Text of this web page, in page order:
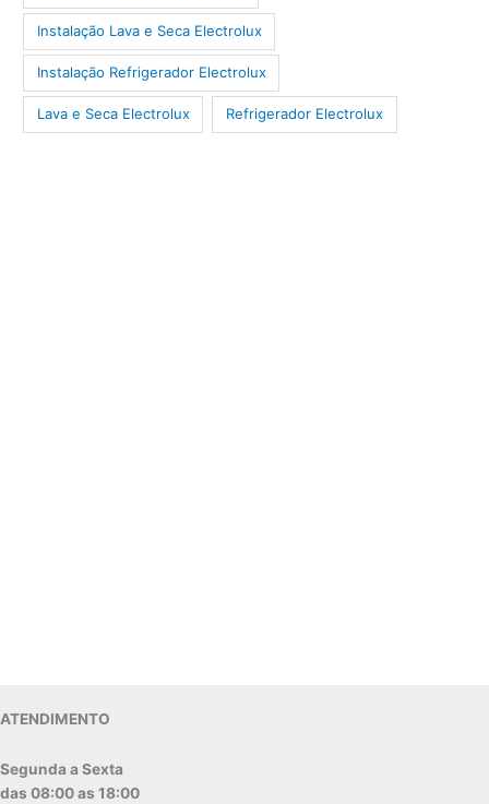
Instalação Lava e Seca Electrolux
Instalação Refrigerador Electrolux
Lava e Seca Electrolux Refrigerador Electrolux
ATENDIMENTO
Segunda a Sexta
das 08:00 as 18:00